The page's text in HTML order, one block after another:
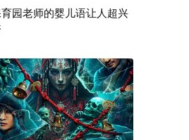
习武，长大后从乡野来到大城市寻找自己的
园老师的婴儿语让人超兴